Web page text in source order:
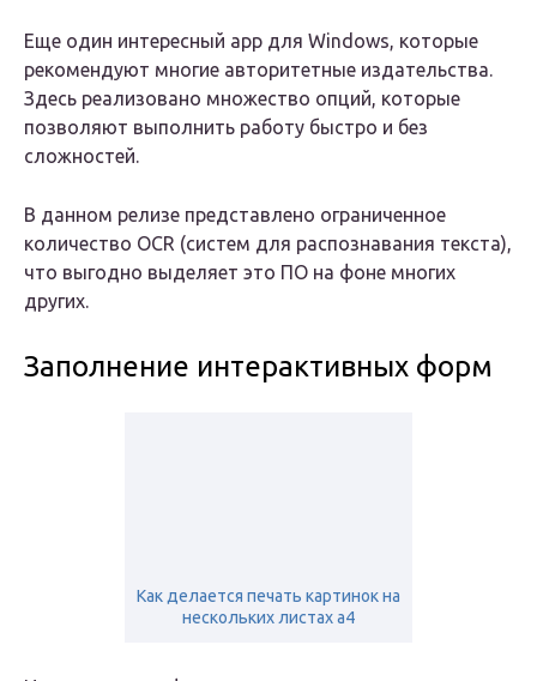
Еще один интересный app для Windows, которые
рекомендуют многие авторитетные издательства.
Здесь реализовано множество опций, которые
позволяют выполнить работу быстро и без
сложностей.
В данном релизе представлено ограниченное
количество OCR (систем для распознавания текста),
что выгодно выделяет это ПО на фоне многих
других.
Заполнение интерактивных форм
Как делается печать картинок на
нескольких листах а4